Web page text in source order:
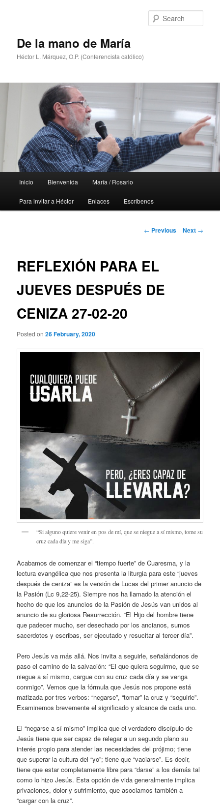
De la mano de María
Héctor L. Márquez, O.P. (Conferencista católico)
Inicio Bienvenida María / Rosario
Para invitar a Héctor Enlaces Escríbenos
Post
← Previous Next →
REFLEXIÓN PARA EL
JUEVES DESPUÉS DE
CENIZA 27-02-20
Posted on26 February, 2020
“Si alguno quiere venir en pos de mí, que se niegue a sí mismo, tome su
cruz cada día y me siga”.
Acabamos de comenzar el “tiempo fuerte” de Cuaresma, y la
lectura evangélica que nos presenta la liturgia para este “jueves
después de ceniza” es la versión de Lucas del primer anuncio de
la Pasión (Lc 9,22-25). Siempre nos ha llamado la atención el
hecho de que los anuncios de la Pasión de Jesús van unidos al
anuncio de su gloriosa Resurrección. “El Hijo del hombre tiene
que padecer mucho, ser desechado por los ancianos, sumos
sacerdotes y escribas, ser ejecutado y resucitar al tercer día”.
Pero Jesús va más allá. Nos invita a seguirle, señalándonos de
paso el camino de la salvación: “El que quiera seguirme, que se
niegue a sí mismo, cargue con su cruz cada día y se venga
conmigo”. Vemos que la fórmula que Jesús nos propone está
matizada por tres verbos: “negarse”, “tomar” la cruz y “seguirle”.
Examinemos brevemente el significado y alcance de cada uno.
El “negarse a sí mismo” implica que el verdadero discípulo de
Jesús tiene que ser capaz de relegar a un segundo plano su
interés propio para atender las necesidades del prójimo; tiene
que superar la cultura del “yo”; tiene que “vaciarse”. Es decir,
tiene que estar completamente libre para “darse” a los demás tal
como lo hizo Jesús. Esta opción de vida generalmente implica
privaciones, dolor y sufrimiento, que asociamos también a
“cargar con la cruz”.